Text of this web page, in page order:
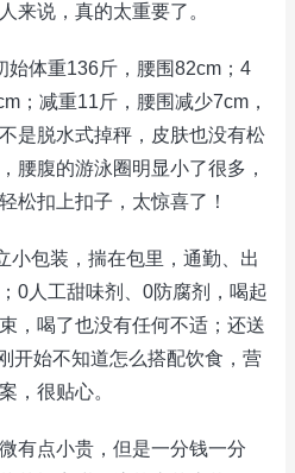
来说，真的太重要了。
体重136斤，腰围82cm；4
；减重11斤，腰围减少7cm，
是脱水式掉秤，皮肤也没有松
腰腹的游泳圈明显小了很多，
松扣上扣子，太惊喜了！
包装，揣在包里，通勤、出
0人工甜味剂、0防腐剂，喝起
，喝了也没有任何不适；还送
开始不知道怎么搭配饮食，营
，很贴心。
点小贵，但是一分钱一分